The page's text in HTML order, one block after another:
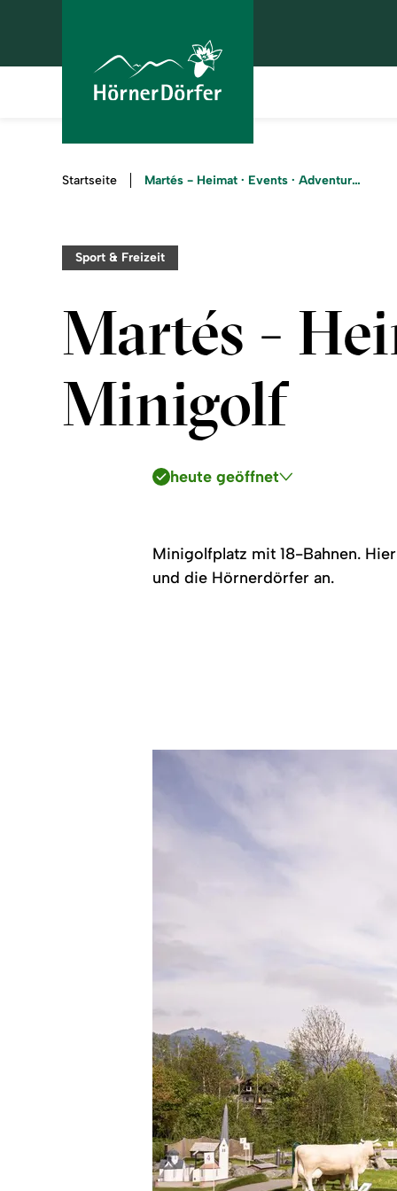
Sie
Startseite Martés - Heimat · Events · Adventure Minigolf
Sport & Freizeit
Martés -
Minigolf
heute geöffnet
Minigolfplatz mit 18-Bahnen.
und die Hörnerdörfer an.